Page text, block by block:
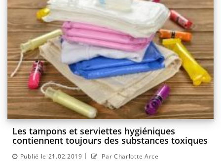
Les tampons et serviettes hygiéniques
contiennent toujours des substances toxiques
Publié le 21.02.2019 | Par Charlotte Arce